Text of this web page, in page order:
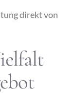
direkt von